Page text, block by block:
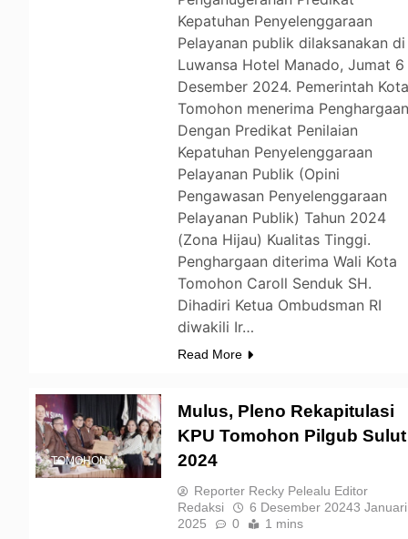
Kepatuhan Penyelenggaraan
Pelayanan publik dilaksanakan di
Luwansa Hotel Manado, Jumat 6
Desember 2024. Pemerintah
Tomohon menerima
Dengan Predikat Penilaian
Kepatuhan Penyelenggaraan
Pelayanan Publik (Opini
Pengawasan Penyelenggaraan
Pelayanan Publik) Tahun 2024
(Zona Hijau) Kualitas Tinggi.
Penghargaan diterima Wali Kota
Tomohon Caroll Senduk SH.
Dihadiri Ketua Ombudsman RI
diwakili Ir…
Read More
TOMOHON
Mulus, Pleno Rekapitulasi
KPU Tomohon Pilgub Sulut
2024
Reporter Recky Pelealu Editor
Redaksi
6 Desember 20243 Januari
2025
0 1 mins